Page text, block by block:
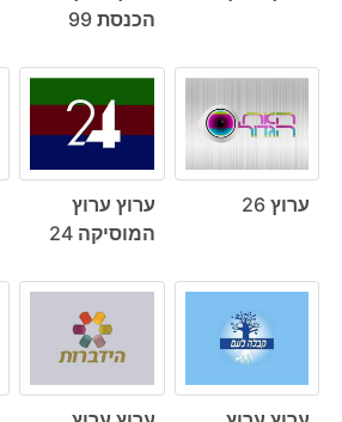
הכנסת 99
ערוץ 26
ערוץ ערוץ
המוסיקה 24